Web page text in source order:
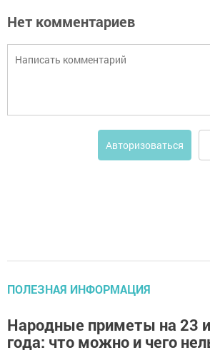
Нет комментариев
Авторизоваться
ПОЛЕЗНАЯ ИНФОРМАЦИЯ
Народные приметы на 23
года: что можно и чего